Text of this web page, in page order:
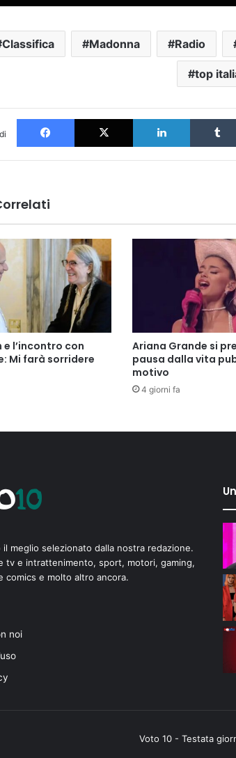
Classifica Madonna Radio
top
Facebook X LinkedIn
l’incontro con
Mi farà sorridere
Ariana Grande si
pausa dalla vita
motivo
4 giorni fa
il meglio selezionato dalla nostra redazione.
tv e intrattenimento, sport, motori, gaming,
comics e molto altro ancora.
noi
Voto 10 - Testata